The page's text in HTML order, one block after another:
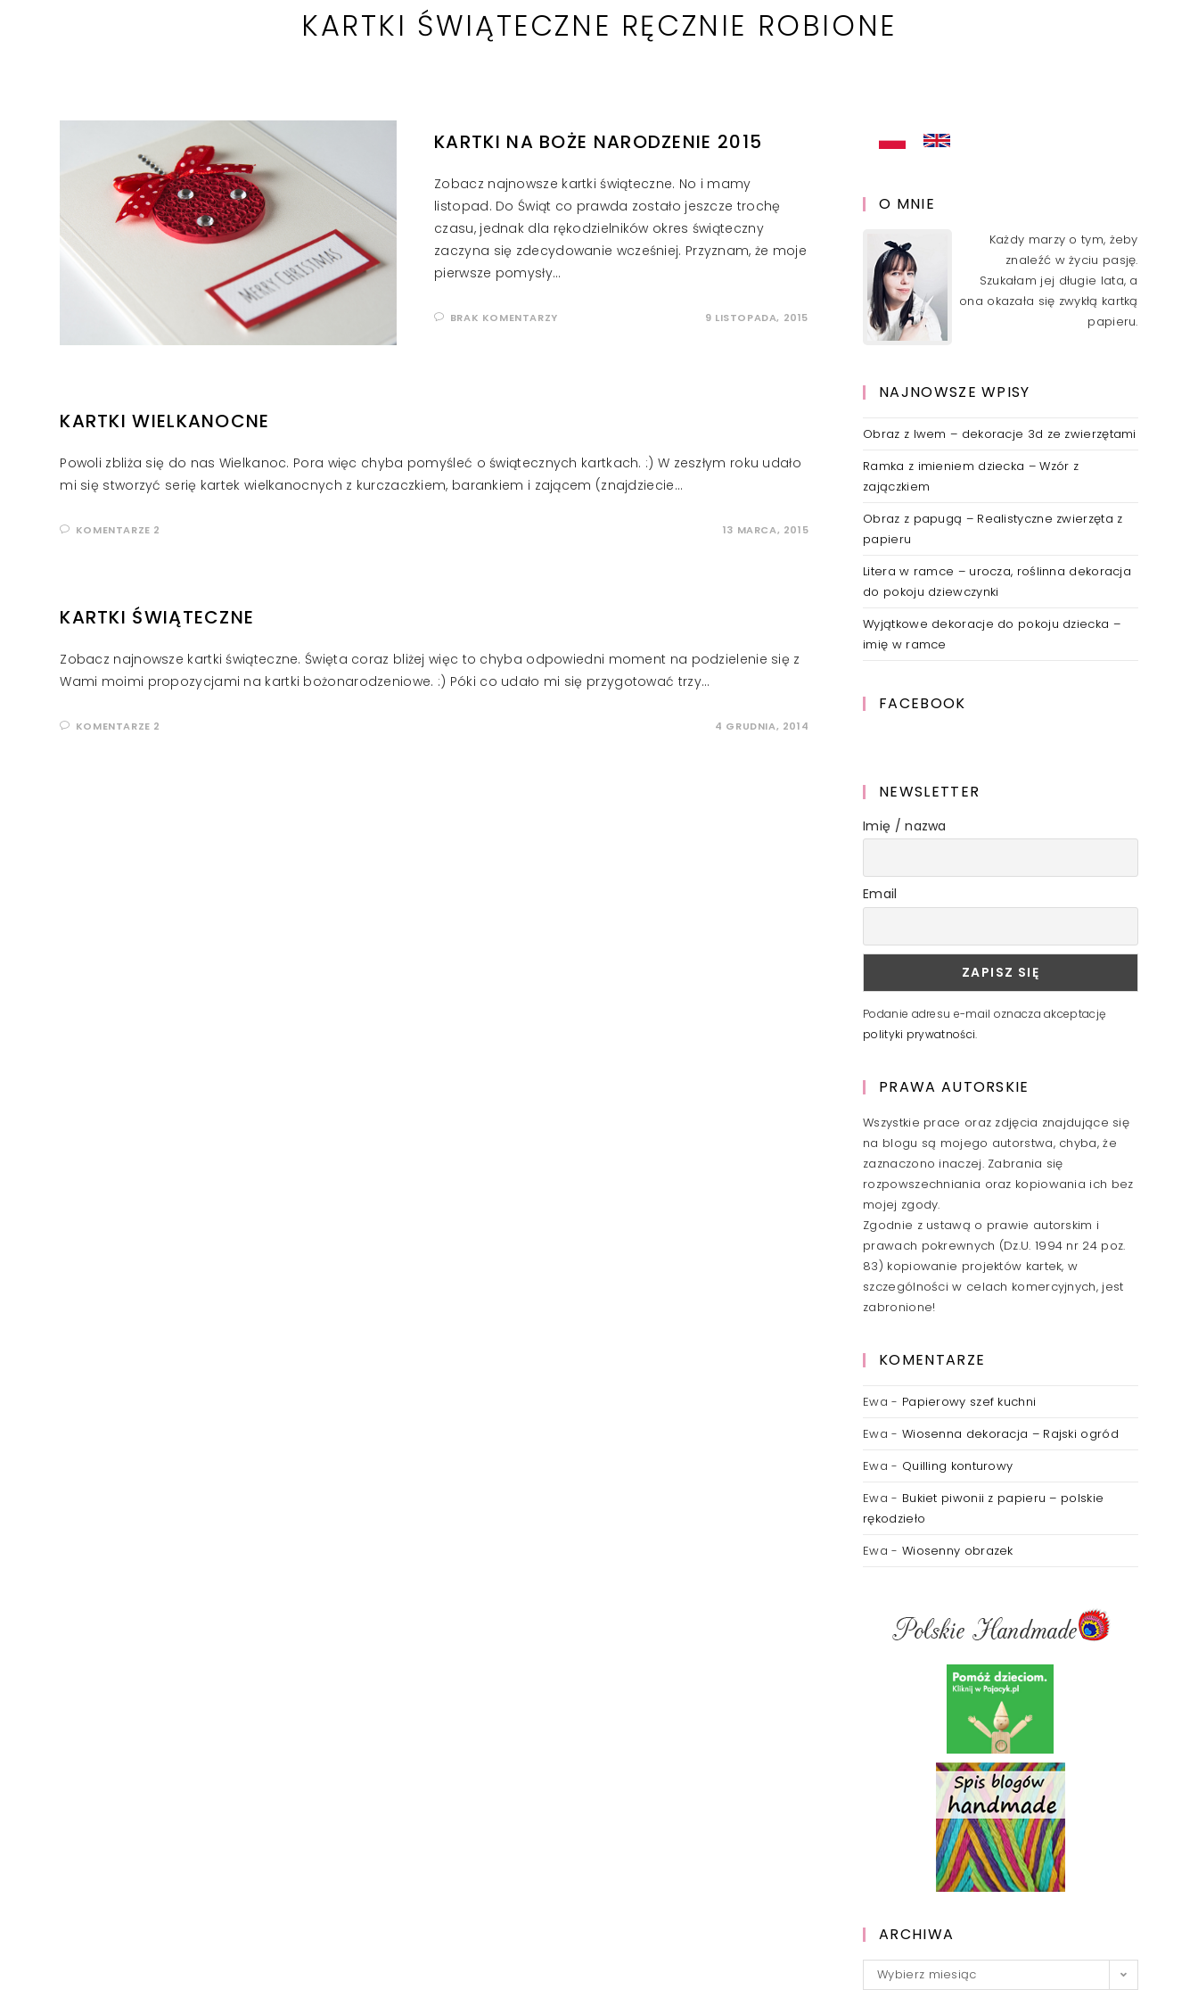
KARTKI ŚWIĄTECZNE RĘCZNIE ROBIONE
KARTKI NA BOŻE NARODZENIE 2015
Zobacz najnowsze kartki świąteczne. No i mamy
listopad. Do Świąt co prawda zostało jeszcze trochę
czasu, jednak dla rękodzielników okres świąteczny
zaczyna się zdecydowanie wcześniej. Przyznam, że moje
pierwsze pomysły…
BRAK KOMENTARZY 9 LISTOPADA, 2015
KARTKI WIELKANOCNE
Powoli zbliża się do nas Wielkanoc. Pora więc chyba pomyśleć o świątecznych kartkach. :) W zeszłym roku udało
mi się stworzyć serię kartek wielkanocnych z kurczaczkiem, barankiem i zającem (znajdziecie…
KOMENTARZE 2 13 MARCA, 2015
KARTKI ŚWIĄTECZNE
Zobacz najnowsze kartki świąteczne. Święta coraz bliżej więc to chyba odpowiedni moment na podzielenie się z
Wami moimi propozycjami na kartki bożonarodzeniowe. :) Póki co udało mi się przygotować trzy…
KOMENTARZE 2 4 GRUDNIA, 2014
O MNIE
Każdy marzy o tym, żeby
znaleźć w życiu pasję.
Szukałam jej długie lata, a
ona okazała się zwykłą kartką
papieru.
NAJNOWSZE WPISY
Obraz z lwem – dekoracje 3d ze zwierzętami
Ramka z imieniem dziecka – Wzór z
zajączkiem
Obraz z papugą – Realistyczne zwierzęta z
papieru
Litera w ramce – urocza, roślinna dekoracja
do pokoju dziewczynki
Wyjątkowe dekoracje do pokoju dziecka –
imię w ramce
FACEBOOK
NEWSLETTER
Imię / nazwa
Email
Podanie adresu e-mail oznacza akceptację
polityki prywatności.
PRAWA AUTORSKIE
Wszystkie prace oraz zdjęcia znajdujące się
na blogu są mojego autorstwa, chyba, że
zaznaczono inaczej. Zabrania się
rozpowszechniania oraz kopiowania ich bez
mojej zgody.
Zgodnie z ustawą o prawie autorskim i
prawach pokrewnych (Dz.U. 1994 nr 24 poz.
83) kopiowanie projektów kartek, w
szczególności w celach komercyjnych, jest
zabronione!
KOMENTARZE
Ewa - Papierowy szef kuchni
Ewa - Wiosenna dekoracja – Rajski ogród
Ewa - Quilling konturowy
Ewa - Bukiet piwonii z papieru – polskie
rękodzieło
Ewa - Wiosenny obrazek
ARCHIWA
Archiwa
Wybierz miesiąc